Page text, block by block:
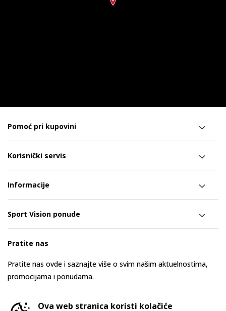
Pomoć pri kupovini
Korisnički servis
Informacije
Sport Vision ponude
Pratite nas
Pratite nas ovde i saznajte više o svim našim aktuelnostima,
promocijama i ponudama.
Ova web stranica koristi kolačiće